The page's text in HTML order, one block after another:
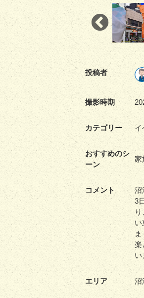
投稿者
撮影時期
カテゴリー イ
おすすめのシ
ーン
家
コメント
沼
3
り
い
楽
い
エリア 沼